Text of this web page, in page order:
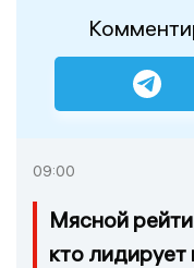
09:00
Мясной
кто